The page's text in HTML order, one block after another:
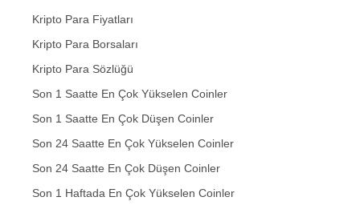
Kripto Para Fiyatları
Kripto Para Borsaları
Kripto Para Sözlüğü
Son 1 Saatte En Çok Yükselen Coinler
Son 1 Saatte En Çok Düşen Coinler
Son 24 Saatte En Çok Yükselen Coinler
Son 24 Saatte En Çok Düşen Coinler
Son 1 Haftada En Çok Yükselen Coinler